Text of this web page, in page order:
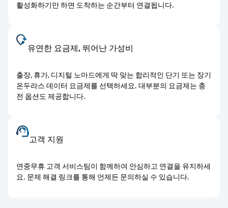
활성화하기만 하면 도착하는 순간부터 연결됩니다.
유연한 요금제, 뛰어난 가성비
출장, 휴가, 디지털 노마드에게 딱 맞는 합리적인 단기 또는 장기
온두라스 데이터 요금제를 선택하세요. 대부분의 요금제는 충
전 옵션도 제공합니다.
고객 지원
연중무휴 고객 서비스팀이 함께하여 안심하고 연결을 유지하세
요. 문제 해결 링크를 통해 언제든 문의하실 수 있습니다.